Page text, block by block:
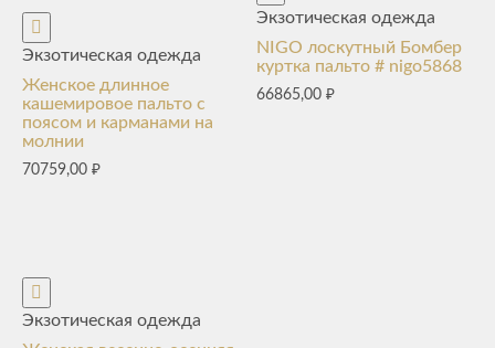
Экзотическая одежда
Женское длинное
кашемировое пальто с
поясом и карманами на
молнии
70759,00 ₽
Экзотическая одежда
NIGO лоскутный Бомбер
куртка пальто # nigo5868
66865,00₽
Экзотическая одежда